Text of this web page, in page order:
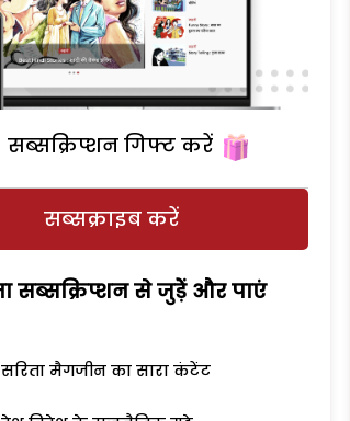
सब्सक्रिप्शन गिफ्ट करें
सब्सक्राइब करें
सब्सक्रिप्शन से जुड़ेें और पाएं
सरिता मैगजीन का सारा कंटेंट